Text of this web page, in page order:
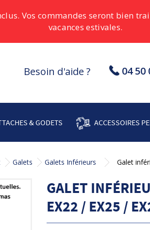
Vos commandes seront bien
vacances estivales.
Besoin d'aide ? 04 50
& GODETS ACCESSOIRES
Galets Galets Inférieurs Galet
GALET
EX22 / EX25 /